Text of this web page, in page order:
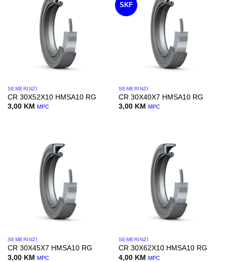
SEMERINZI
CR 30X52X10 HMSA10 RG
3,00 KM MPC
SKF
SEMERINZI
CR 30X40X7 HMSA10 RG
3,00 KM MPC
SEMERINZI
CR 30X45X7 HMSA10 RG
3,00 KM MPC
SEMERINZI
CR 30X62X10 HMSA10 RG
4,00 KM MPC